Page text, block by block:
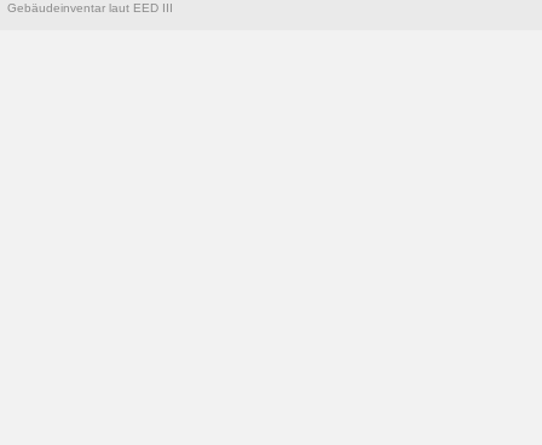
Gebäudeinventar laut EED III